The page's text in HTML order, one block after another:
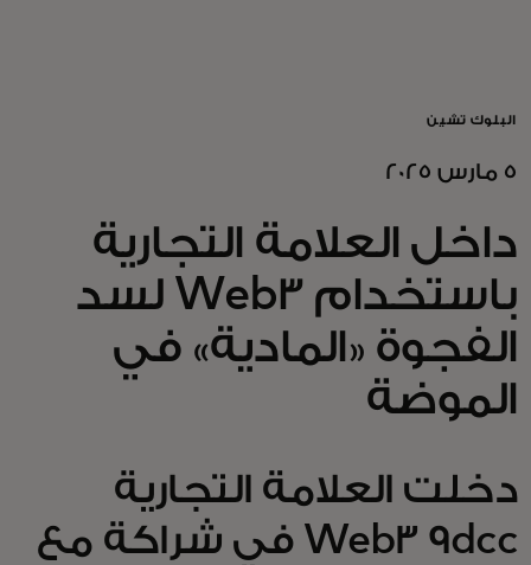
للأعمال
للمجتمع
للمبتكرين
الأخبار و التوجهات
البلوك تشين
5 مارس 2025
داخل العلامة التجارية
باستخدام Web3 لسد
الفجوة «المادية» في
الموضة
دخلت العلامة التجارية
Web3 9dcc في شراكة مع